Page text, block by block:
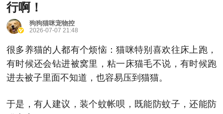
行啊！
狗狗猫咪宠物控
2026-07-07 21:48
很多养猫的人都有个烦恼：猫咪特别喜欢往床上跑，
有时候还会钻进被窝里，粘一床猫毛不说，有时候跑
进去被子里面不知道，也容易压到猫猫。
于是，有人建议，装个蚊帐呗，既能防蚊子，还能防